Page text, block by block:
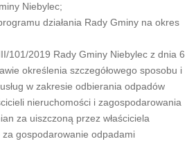
Niebylec;
działania Rady Gminy na okres
101/2019 Rady Gminy Niebylec z dnia 6
określenia szczegółowego sposobu i
w zakresie odbierania odpadów
nieruchomości i zagospodarowania
za uiszczoną przez właściciela
za gospodarowanie odpadami